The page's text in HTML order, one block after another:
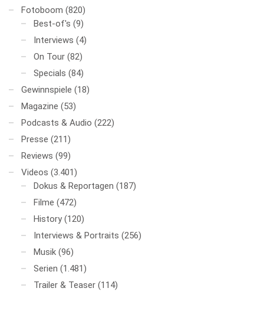
Fotoboom (820)
Best-of's (9)
Interviews (4)
On Tour (82)
Specials (84)
Gewinnspiele (18)
Magazine (53)
Podcasts & Audio (222)
Presse (211)
Reviews (99)
Videos (3.401)
Dokus & Reportagen (187)
Filme (472)
History (120)
Interviews & Portraits (256)
Musik (96)
Serien (1.481)
Trailer & Teaser (114)